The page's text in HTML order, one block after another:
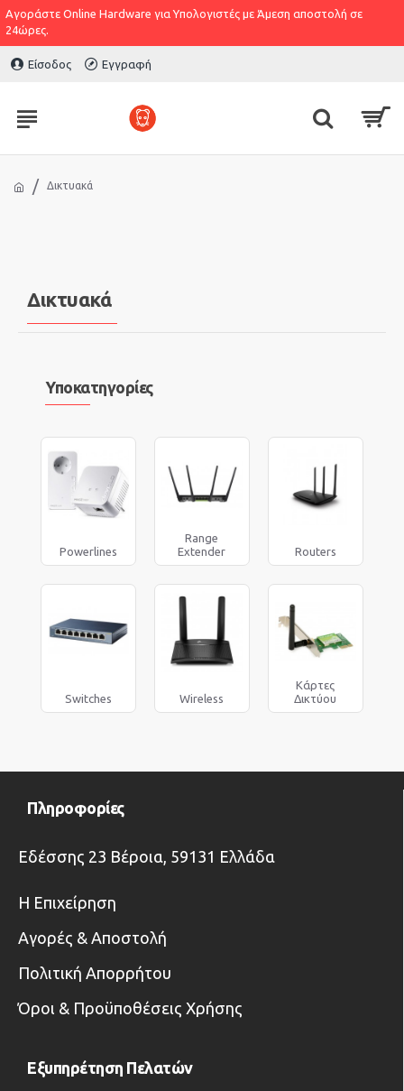
Αγοράστε Online Hardware για Υπολογιστές με Άμεση αποστολή σε
24ώρες.
Είσοδος Εγγραφή
Δικτυακά
Δικτυακά
Υποκατηγορίες
Powerlines
Range
Extender
Routers
Switches Wireless
Κάρτες
Δικτύου
Πληροφορίες
Εδέσσης 23 Βέροια, 59131 Ελλάδα
Η Επιχείρηση
Αγορές & Αποστολή
Πολιτική Απορρήτου
Όροι & Προϋποθέσεις Χρήσης
Εξυπηρέτηση Πελατών